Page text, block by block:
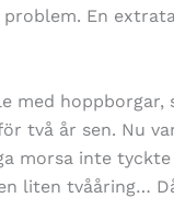
problem. En
med hoppborgar,
två år sen. Nu
morsa inte tyckte
liten tvååring…